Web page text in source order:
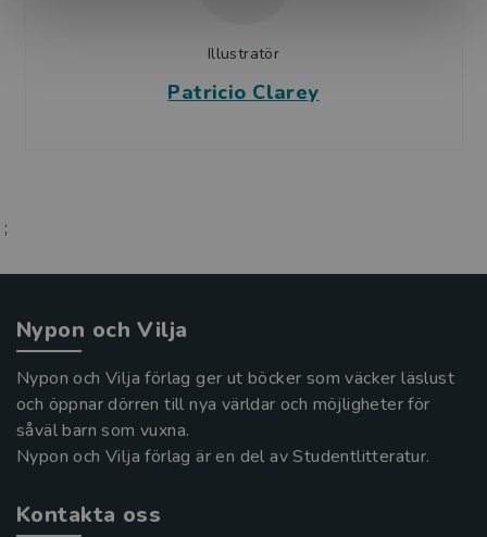
Illustratör
Patricio Clarey
;
Nypon och Vilja
Nypon och Vilja förlag ger ut böcker som väcker läslust
och öppnar dörren till nya världar och möjligheter för
såväl barn som vuxna.
Nypon och Vilja förlag är en del av Studentlitteratur.
Kontakta oss